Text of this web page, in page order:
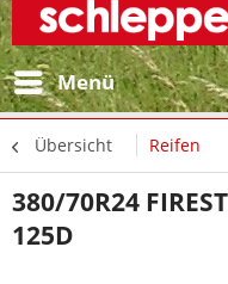
Menü
Übersicht Reifen
380/70R24
125D